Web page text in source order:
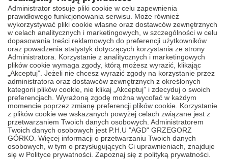
REKOMENDOWANE
PRODUKTY I USŁUGI
1/4
Poniżej znajduje się lista rekomendowanych produktów i/lub usług.
Dodanie ich do koszyka nie jest obowiązkowe.
Administrator stosuje pliki cookie w celu zapewnienia
prawidłowego funkcjonowania serwisu. Może również
wykorzystywać pliki cookie własne oraz dostawców zewnętrznych
w celach analitycznych i marketingowych, w szczególności w celu
dopasowania treści reklamowych do preferencji użytkowników
oraz powadzenia statystyk dotyczących korzystania ze strony
Administratora. Korzystanie z analitycznych i marketingowych
plików cookie wymaga zgody, którą możesz wyrazić, klikając
„Akceptuj”. Jeżeli nie chcesz wyrazić zgody na korzystanie przez
administratora oraz dostawców zewnętrznych z określonych
kategorii plików cookie, nie klikaj „Akceptuj” i zdecyduj o swoich
preferencjach. Wyrażoną zgodę można wycofać w każdym
momencie poprzez zmianę preferencji plików cookie. Korzystanie
z plików cookie we wskazanych powyżej celach związane jest z
przetwarzaniem Twoich danych osobowych. Administratorem
Twoich danych osobowych jest P.H.U "AGD" GRZEGORZ
GÓRKO. Więcej informacji o przetwarzaniu Twoich danych
osobowych, w tym o przysługujących Ci uprawnieniach, znajduje
się w Polityce prywatności. Zapoznaj się z polityką prywatności.